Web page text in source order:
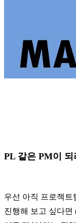
PL 같은 PM이 되
우선 아직 프로젝트
진행해 보고 싶다면